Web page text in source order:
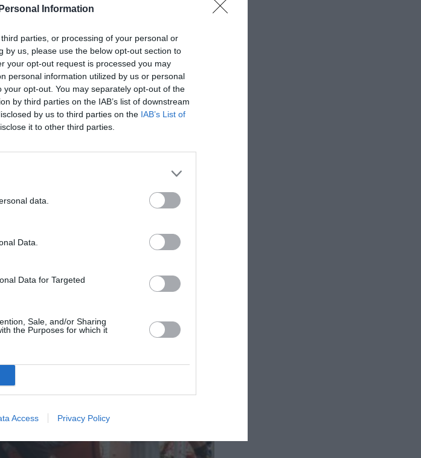
Information
parties, or processing of your personal or
by us, please use the below opt-out section to
your opt-out request is processed you may
personal information utilized by us or personal
opt-out. You may separately opt-out of the
by third parties on the IAB’s list of downstream
by us to third parties on the IAB’s List of
it to other third parties.
data.
Data.
Data for Targeted
Sale, and/or Sharing
the Purposes for which it
Access Privacy Policy
- REVIEWS
| Κριτική
σκηνοθέτησε στο Θέατρο